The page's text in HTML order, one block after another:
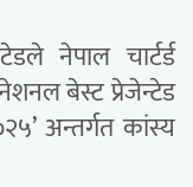
नेपाल चार्टर्ड
बेस्ट प्रेजेन्टेड
अन्तर्गत कांस्य